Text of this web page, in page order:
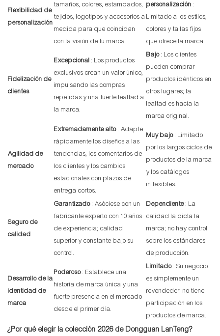
Flexibilidad de
personalización
tamaños, colores, estampados,
tejidos, logotipos y accesorios a
medida para que coincidan
con la visión de tu marca.
personalización :
Limitado a los estilos,
colores y tallas fijos
que ofrece la marca.
Fidelización de
clientes
Excepcional : Los productos
exclusivos crean un valor único,
impulsando las compras
repetidas y una fuerte lealtad a
la marca.
Bajo: Los clientes
pueden comprar
productos idénticos en
otros lugares; la
lealtad es hacia la
marca original.
Agilidad de
mercado
Extremadamente alto: Adapte
rápidamente los diseños a las
tendencias, los comentarios de
los clientes y los cambios
estacionales con plazos de
entrega cortos.
Muy bajo: Limitado
por los largos ciclos de
productos de la marca
y los catálogos
inflexibles.
Seguro de
calidad
Garantizado: Asóciese con un
fabricante experto con 10 años
de experiencia; calidad
superior y constante bajo su
control.
Dependiente: La
calidad la dicta la
marca; no hay control
sobre los estándares
de producción.
Desarrollo de la
identidad de
marca
Poderoso: Establece una
historia de marca única y una
fuerte presencia en el mercado
desde el primer día.
Limitado: Su negocio
es simplemente un
revendedor; no tiene
participación en los
productos de marca.
¿Por qué elegir la colección 2026 de Dongguan LanTeng?